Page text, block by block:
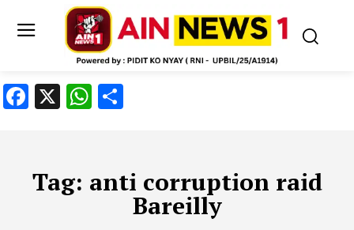
Facebook
X WhatsApp
Tag: anti corruption raid
Bareilly